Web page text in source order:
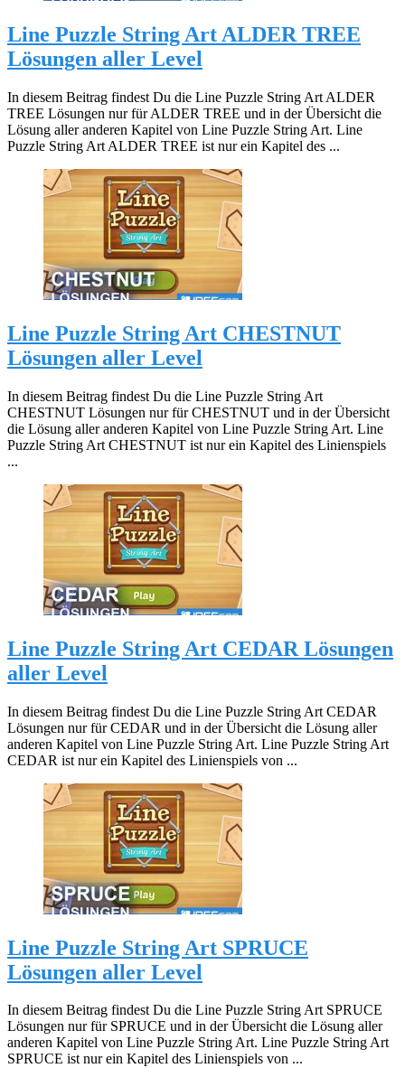
Line Puzzle String Art ALDER TREE
Lösungen aller Level
In diesem Beitrag findest Du die Line Puzzle String Art ALDER
TREE Lösungen nur für ALDER TREE und in der Übersicht die
Lösung aller anderen Kapitel von Line Puzzle String Art. Line
Puzzle String Art ALDER TREE ist nur ein Kapitel des ...
Line Puzzle String Art CHESTNUT
Lösungen aller Level
In diesem Beitrag findest Du die Line Puzzle String Art
CHESTNUT Lösungen nur für CHESTNUT und in der Übersicht
die Lösung aller anderen Kapitel von Line Puzzle String Art. Line
Puzzle String Art CHESTNUT ist nur ein Kapitel des Linienspiels
...
Line Puzzle String Art CEDAR Lösungen
aller Level
In diesem Beitrag findest Du die Line Puzzle String Art CEDAR
Lösungen nur für CEDAR und in der Übersicht die Lösung aller
anderen Kapitel von Line Puzzle String Art. Line Puzzle String Art
CEDAR ist nur ein Kapitel des Linienspiels von ...
Line Puzzle String Art SPRUCE
Lösungen aller Level
In diesem Beitrag findest Du die Line Puzzle String Art SPRUCE
Lösungen nur für SPRUCE und in der Übersicht die Lösung aller
anderen Kapitel von Line Puzzle String Art. Line Puzzle String Art
SPRUCE ist nur ein Kapitel des Linienspiels von ...